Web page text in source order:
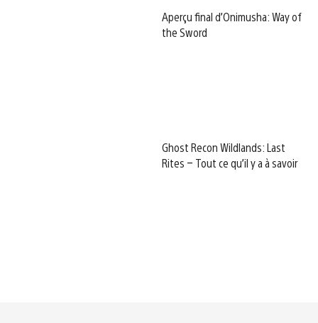
Aperçu final d’Onimusha: Way of
the Sword
Ghost Recon Wildlands: Last
Rites – Tout ce qu’il y a à savoir